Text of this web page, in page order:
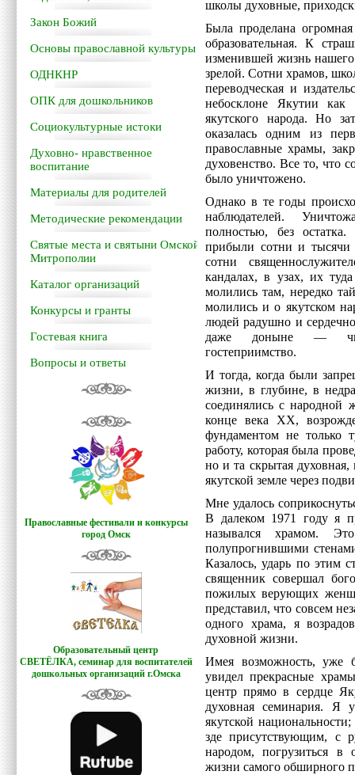
Закон Божий
Основы православной культуры
ОДНКНР
ОПК для дошкольников
Социокультурные истоки
Духовно- нравственное
воспитание
Материалы для родителей
Методические рекомендации
Святые места и святыни Омской
Митрополии
Каталог организаций
Конкурсы и гранты
Гостевая книга
Вопросы и ответы
Православные фестивали и конкурсы
город Омск
Образовательный центр
СВЕТЁЛКА, семинар для воспитателей
дошкольных организаций г.Омска
школы духовные,
Была проделана
образовательная. К
изменившей жизнь
зрелой. Сотни храмов,
переводческая и
небосклоне Якутии как
якутского народа. Но
оказалась одним из
православные храмы,
духовенство. Все то, что
было уничтожено.
Однако в те годы
наблюдателей.
полностью, без
прибыли сотни и тысячи
сотни
кандалах, в узах, их
молились там, нередко
молились и о якутском
людей радушно и
даже доныне —
гостеприимство.
И тогда, когда были
жизни, в глубине, в
соединялись с народной
конце века XX,
фундаментом не только
работу, которая была
но и та скрытая духовная,
якутской земле через
Мне удалось
В далеком 1971 году я
назывался храмом.
полупрогнившими
Казалось, ударь по этим
священник совершал
пожилых верующих
представил, что совсем
одного храма, я
духовной жизни.
Имея возможность, уже
увидел прекрасные
центр прямо в сердце
духовная семинария. Я
якутской
зде присутствующим, с
народом, погрузиться в
жизни самого обширного